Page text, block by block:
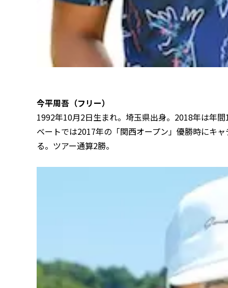
今平周吾（フリー）
1992年10月2日生まれ。埼玉県出身。2018年は年
ベートでは2017年の「関西オープン」優勝時にキ
る。ツアー通算2勝。